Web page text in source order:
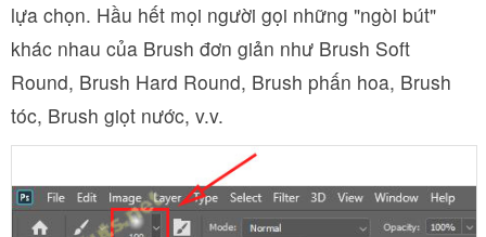
lựa chọn. Hầu hết mọi người gọi những "ngòi bút"
khác nhau của Brush đơn giản như Brush Soft
Round, Brush Hard Round, Brush phấn hoa, Brush
tóc, Brush giọt nước, v.v.